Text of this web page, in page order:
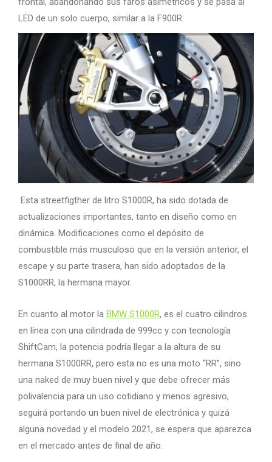
LED de un solo cuerpo, similar a la F900R.
Esta streetfigther de litro S1000R, ha sido dotada de
actualizaciones importantes, tanto en diseño como en
dinámica. Modificaciones como el depósito de
combustible más musculoso que en la versión anterior, el
escape y su parte trasera, han sido adoptados de la
S1000RR, la hermana mayor.
En cuanto al motor la BMW S1000R, es el cuatro cilindros
en línea con una cilindrada de 999cc y con tecnología
ShiftCam, la potencia podría llegar a la altura de su
hermana S1000RR, pero esta no es una moto “RR”, sino
una naked de muy buen nivel y que debe ofrecer más
polivalencia para un uso cotidiano y menos agresivo,
seguirá portando un buen nivel de electrónica y quizá
alguna novedad y el modelo 2021, se espera que aparezca
en el mercado antes de final de año.